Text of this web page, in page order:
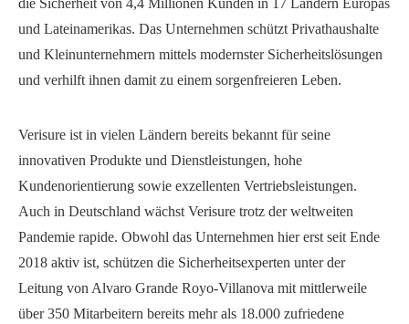
die Sicherheit von 4,4 Millionen Kunden in 17 Ländern Europas
und Lateinamerikas. Das Unternehmen schützt Privathaushalte
und Kleinunternehmern mittels modernster Sicherheitslösungen
und verhilft ihnen damit zu einem sorgenfreieren Leben.
Verisure ist in vielen Ländern bereits bekannt für seine
innovativen Produkte und Dienstleistungen, hohe
Kundenorientierung sowie exzellenten Vertriebsleistungen.
Auch in Deutschland wächst Verisure trotz der weltweiten
Pandemie rapide. Obwohl das Unternehmen hier erst seit Ende
2018 aktiv ist, schützen die Sicherheitsexperten unter der
Leitung von Alvaro Grande Royo-Villanova mit mittlerweile
über 350 Mitarbeitern bereits mehr als 18.000 zufriedene